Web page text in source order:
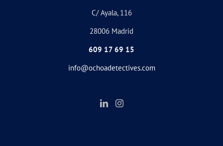
C/ Ayala, 116
28006 Madrid
609 17 69 15
info@ochoadetectives.com